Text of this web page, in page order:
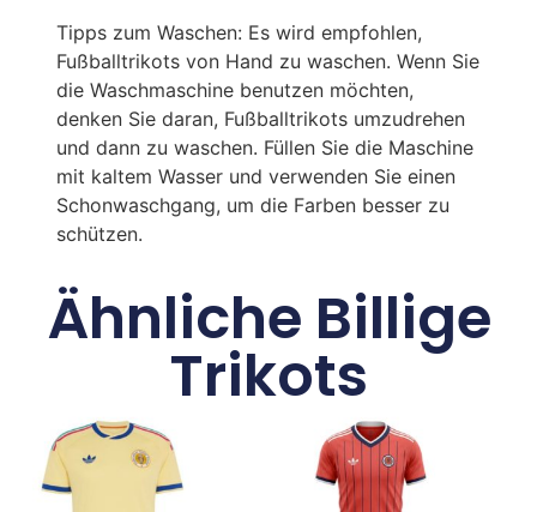
Tipps zum Waschen: Es wird empfohlen,
Fußballtrikots von Hand zu waschen. Wenn Sie
die Waschmaschine benutzen möchten,
denken Sie daran, Fußballtrikots umzudrehen
und dann zu waschen. Füllen Sie die Maschine
mit kaltem Wasser und verwenden Sie einen
Schonwaschgang, um die Farben besser zu
schützen.
Ähnliche Billige
Trikots